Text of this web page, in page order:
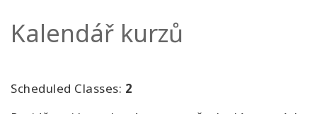
Kurzy
Kalendář kurzů
Scheduled Classes: 2